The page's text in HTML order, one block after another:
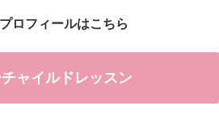
ロフィールはこちら
ャイルドレッスン